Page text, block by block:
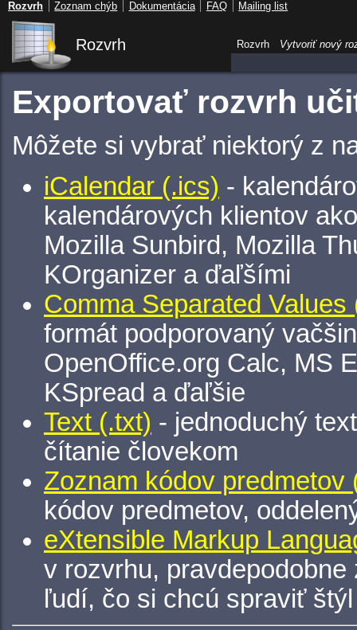
Rozvrh
Exportovať rozvrh
Môžete si vybrať niektorý z
iCalendar (.ics) -
kalendárových klientov
Mozilla Sunbird, Mozilla
KOrganizer a ďaľšími
Comma Separated Values
formát podporovaný
OpenOffice.org Calc, MS
KSpread a ďaľšie
Text (.txt) - jednoduchý
čítanie človekom
Zoznam kódov predmetov
kódov predmetov,
eXtensible Markup
v rozvrhu,
ľudí, čo si chcú spraviť
Rozvrh Vytvoriť nový
Rozvrh Zoznam chýb Dokumentácia FAQ Mailing list